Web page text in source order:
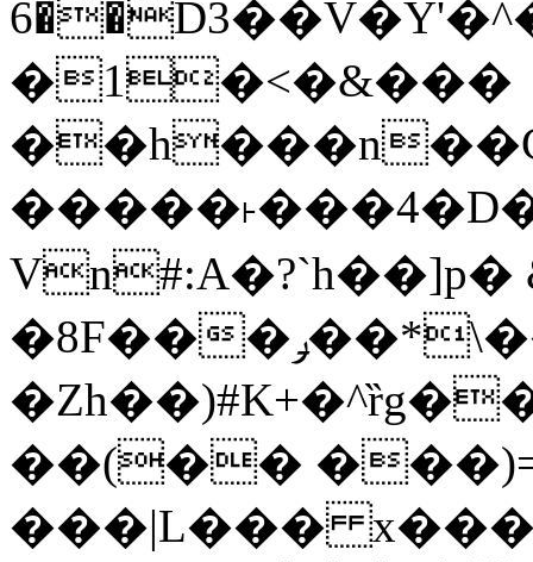
�1�<�&���
Vn#:A�?`h��]p�
�8F���ݛ��*\��U��S
��(��
���|L���